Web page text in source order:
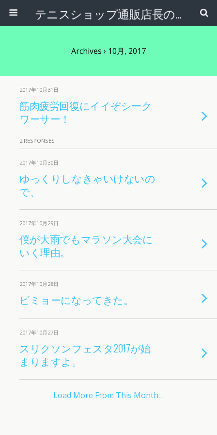
テニスショップ通販店長のブログ＠テニスショップLAFINO 西山克久
Archives › 10月, 2017
2017年10月31日
筋肉疲労回復にイイぞシーク
ワーサー！
2 RESPONSES
2017年10月30日
ゆっくりしなきゃいけないの
で、
2017年10月29日
僕が大雨でもマラソン大会に
いく理由。
2017年10月28日
ビミョーになってきた。
2017年10月27日
スリクソンフェスタ2017が始
まりますよ。
Load More From This Month…